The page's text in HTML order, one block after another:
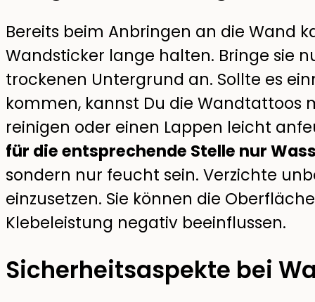
Bereits beim Anbringen an die Wand
Wandsticker lange halten. Bringe sie
trockenen Untergrund an. Sollte es
kommen, kannst Du die Wandtattoos
reinigen oder einen Lappen leicht
für die entsprechende Stelle nur
sondern nur feucht sein. Verzichte
einzusetzen. Sie können die
Klebeleistung negativ beeinflussen.
Sicherheitsaspekte bei